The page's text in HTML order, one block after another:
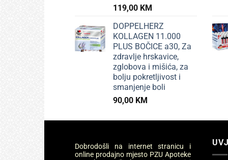
119,00 KM
DOPPELHERZ
KOLLAGEN 11.000
PLUS BOČICE a30, Za
zdravlje hrskavice,
zglobova i mišića, za
bolju pokretljivost i
smanjenje boli
90,00 KM
Dobrodošli na internet stranicu i
online prodajno mjesto PZU Apoteke